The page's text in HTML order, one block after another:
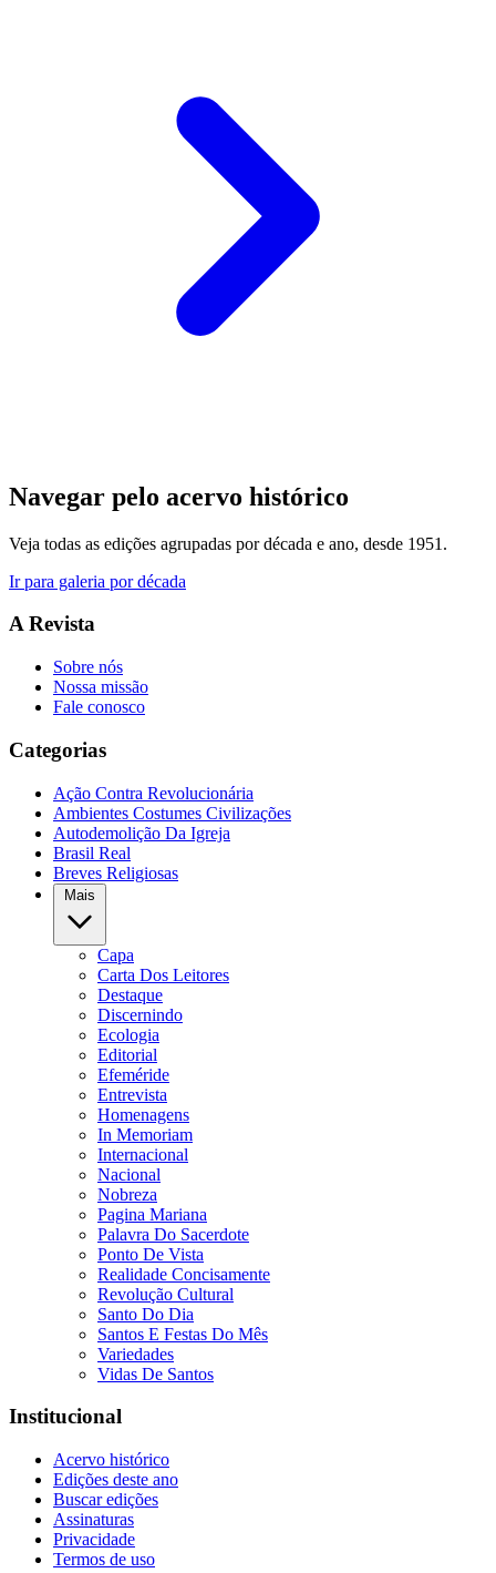
Navegar pelo acervo histórico
Veja todas as edições agrupadas por década e ano, desde 1951.
Ir para galeria por década
A Revista
Sobre nós
Nossa missão
Fale conosco
Categorias
Ação Contra Revolucionária
Ambientes Costumes Civilizações
Autodemolição Da Igreja
Brasil Real
Breves Religiosas
Mais
Capa
Carta Dos Leitores
Destaque
Discernindo
Ecologia
Editorial
Efeméride
Entrevista
Homenagens
In Memoriam
Internacional
Nacional
Nobreza
Pagina Mariana
Palavra Do Sacerdote
Ponto De Vista
Realidade Concisamente
Revolução Cultural
Santo Do Dia
Santos E Festas Do Mês
Variedades
Vidas De Santos
Institucional
Acervo histórico
Edições deste ano
Buscar edições
Assinaturas
Privacidade
Termos de uso